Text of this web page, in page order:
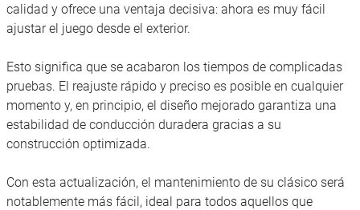
calidad y ofrece una ventaja decisiva: ahora es muy fácil
ajustar el juego desde el exterior.
Esto significa que se acabaron los tiempos de complicadas
pruebas. El reajuste rápido y preciso es posible en cualquier
momento y, en principio, el diseño mejorado garantiza una
estabilidad de conducción duradera gracias a su
construcción optimizada.
Con esta actualización, el mantenimiento de su clásico será
notablemente más fácil, ideal para todos aquellos que